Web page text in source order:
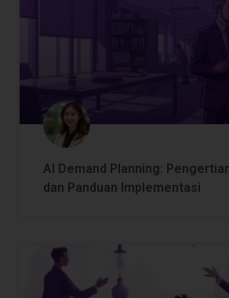
AI Demand Planning:
dan Panduan Implementasi